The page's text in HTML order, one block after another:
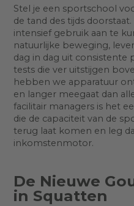
Stel je een sportschool
de tand des tijds
intensief gebruik aan te
natuurlijke beweging,
dag in dag uit consistente
tests die ver uitstijgen
hebben we apparatuur
en langer meegaat dan
facilitair managers is het
die de capaciteit van de
terug laat komen en leg
inkomstenmotor.
De Nieuwe
in Squatten